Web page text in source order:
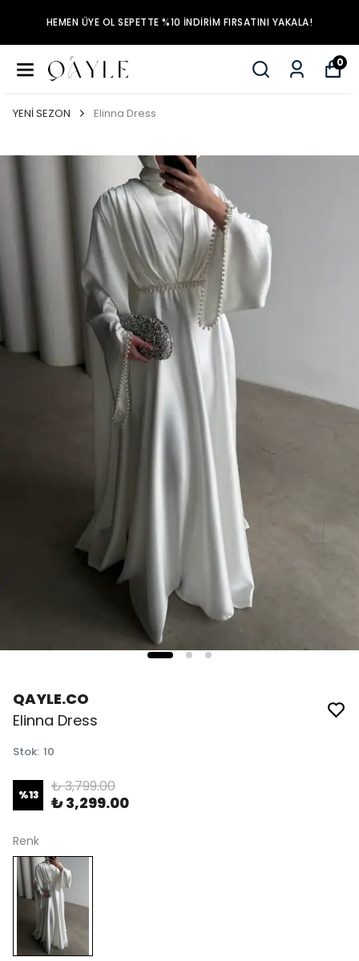
HEMEN ÜYE OL SEPETTE %10 İNDİRİM FIRSATINI YAKALA!
0
YENİ SEZON Elinna Dress
QAYLE.CO
Elinna Dress
Stok: 10
%13 ₺ 3,799.00
₺ 3,299.00
Renk